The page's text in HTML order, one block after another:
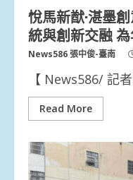
悅馬新猷·湛墨
統與創新交融
News586 張中俊-臺南
【 News586/ 記
Read More